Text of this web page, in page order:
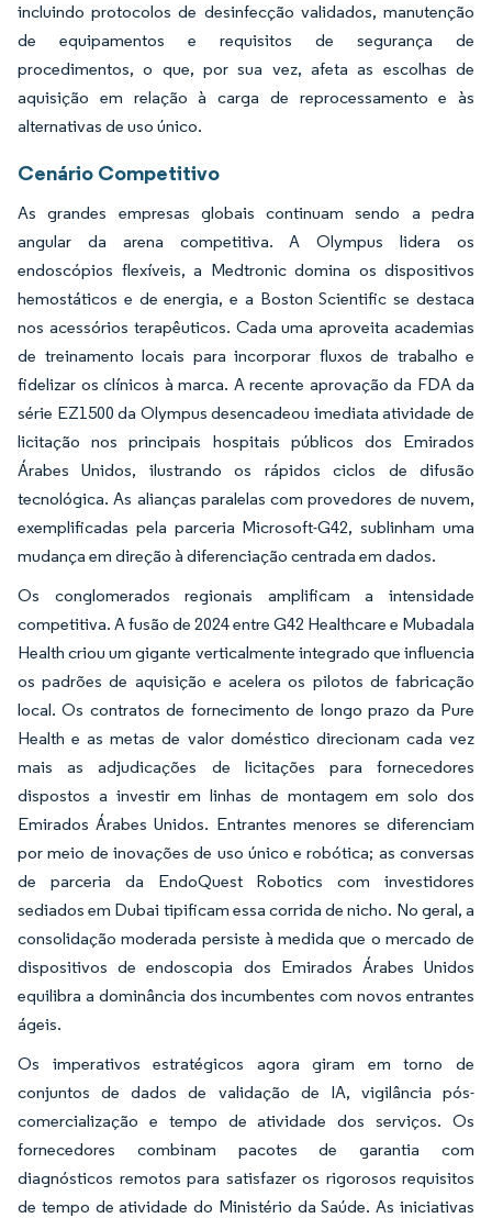
incluindo protocolos de desinfecção validados, manutenção
de equipamentos e requisitos de segurança de
procedimentos, o que, por sua vez, afeta as escolhas de
aquisição em relação à carga de reprocessamento e às
alternativas de uso único.
Cenário Competitivo
As grandes empresas globais continuam sendo a pedra
angular da arena competitiva. A Olympus lidera os
endoscópios flexíveis, a Medtronic domina os dispositivos
hemostáticos e de energia, e a Boston Scientific se destaca
nos acessórios terapêuticos. Cada uma aproveita academias
de treinamento locais para incorporar fluxos de trabalho e
fidelizar os clínicos à marca. A recente aprovação da FDA da
série EZ1500 da Olympus desencadeou imediata atividade de
licitação nos principais hospitais públicos dos Emirados
Árabes Unidos, ilustrando os rápidos ciclos de difusão
tecnológica. As alianças paralelas com provedores de nuvem,
exemplificadas pela parceria Microsoft-G42, sublinham uma
mudança em direção à diferenciação centrada em dados.
Os conglomerados regionais amplificam a intensidade
competitiva. A fusão de 2024 entre G42 Healthcare e Mubadala
Health criou um gigante verticalmente integrado que influencia
os padrões de aquisição e acelera os pilotos de fabricação
local. Os contratos de fornecimento de longo prazo da Pure
Health e as metas de valor doméstico direcionam cada vez
mais as adjudicações de licitações para fornecedores
dispostos a investir em linhas de montagem em solo dos
Emirados Árabes Unidos. Entrantes menores se diferenciam
por meio de inovações de uso único e robótica; as conversas
de parceria da EndoQuest Robotics com investidores
sediados em Dubai tipificam essa corrida de nicho. No geral, a
consolidação moderada persiste à medida que o mercado de
dispositivos de endoscopia dos Emirados Árabes Unidos
equilibra a dominância dos incumbentes com novos entrantes
ágeis.
Os imperativos estratégicos agora giram em torno de
conjuntos de dados de validação de IA, vigilância pós-
comercialização e tempo de atividade dos serviços. Os
fornecedores combinam pacotes de garantia com
diagnósticos remotos para satisfazer os rigorosos requisitos
de tempo de atividade do Ministério da Saúde. As iniciativas